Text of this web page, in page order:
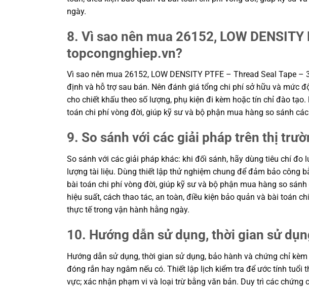
ngày.
8. Vì sao nên mua 26152, LOW
topcongnghiep.vn?
Vì sao nên mua 26152, LOW DENSITY PTFE – Thread Seal Tape
định và hỗ trợ sau bán. Nên đánh giá tổng chi phí sở hữu và mức
cho chiết khấu theo số lượng, phụ kiện đi kèm hoặc tín chỉ đào
toán chi phí vòng đời, giúp kỹ sư và bộ phận mua hàng so sánh
9. So sánh với các giải pháp trên thị
So sánh với các giải pháp khác: khi đối sánh, hãy dùng tiêu chí
lượng tài liệu. Dùng thiết lập thử nghiệm chung để đảm bảo công
bài toán chi phí vòng đời, giúp kỹ sư và bộ phận mua hàng so
hiệu suất, cách thao tác, an toàn, điều kiện bảo quản và bài toán
thực tế trong vận hành hằng ngày.
10. Hướng dẫn sử dụng, thời gian sử
Hướng dẫn sử dụng, thời gian sử dụng, bảo hành và chứng chỉ
đóng rắn hay ngâm nếu có. Thiết lập lịch kiểm tra để ước tính tuổi
vực; xác nhận phạm vi và loại trừ bằng văn bản. Duy trì các chứng